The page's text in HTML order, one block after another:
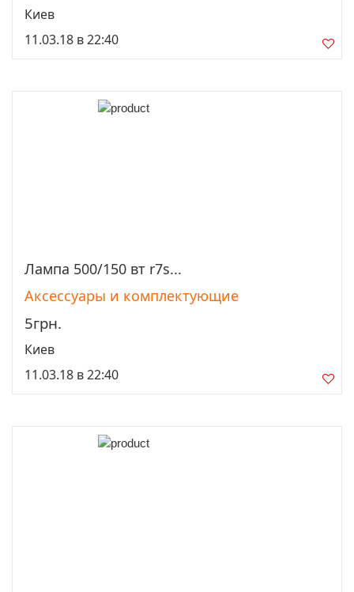
Киев
11.03.18 в 22:40
Просмотреть
Лампа 500/150 вт r7s...
Аксессуары и комплектующие
5грн.
Киев
11.03.18 в 22:40